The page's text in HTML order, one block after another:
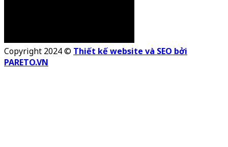
Copyright 2024 © Thiết kế website và SEO bởi
PARETO.VN